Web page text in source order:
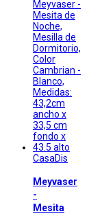
CasaDis
Meyvaser
-
Mesita